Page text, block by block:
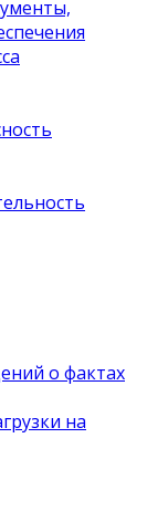
о фактах
на